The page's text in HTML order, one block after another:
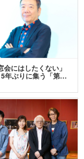
会にはしたくない」
ぶりに集う「第…